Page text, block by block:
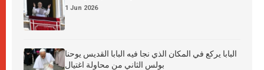
1 Jun 2026
البابا يركع في المكان الذي نجا فيه البابا القديس يوحنا
بولس الثاني من محاولة اغتيال